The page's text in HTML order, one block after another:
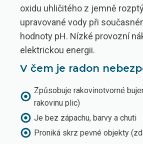
oxidu uhličitého z jemně
upravované vody při
hodnoty pH. Nízké provozní
elektrickou energii.
V čem je radon
Způsobuje rakovinotvorné
rakovinu plic)
Je bez zápachu, barvy a chuti
Proniká skrz pevné objekty